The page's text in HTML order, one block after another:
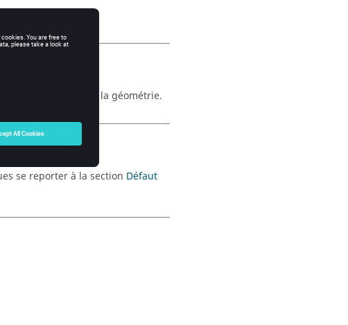
la simplification de la géométrie.
se reporter à la section Défaut